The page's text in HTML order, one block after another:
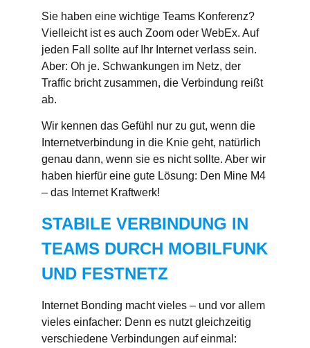
Sie haben eine wichtige Teams Konferenz?
Vielleicht ist es auch Zoom oder WebEx. Auf
jeden Fall sollte auf Ihr Internet verlass sein.
Aber: Oh je. Schwankungen im Netz, der
Traffic bricht zusammen, die Verbindung reißt
ab.
Wir kennen das Gefühl nur zu gut, wenn die
Internetverbindung in die Knie geht, natürlich
genau dann, wenn sie es nicht sollte. Aber wir
haben hierfür eine gute Lösung: Den Mine M4
– das Internet Kraftwerk!
STABILE VERBINDUNG IN
TEAMS DURCH MOBILFUNK
UND FESTNETZ
Internet Bonding macht vieles – und vor allem
vieles einfacher: Denn es nutzt gleichzeitig
verschiedene Verbindungen auf einmal: